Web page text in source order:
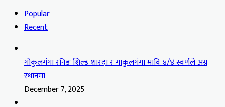
Popular
Recent
गोकुलगंगा रनिङ शिल्ड शारदा र गाकुलगंगा मावि ४/४ स्वर्णले अग्र
स्थानमा
December 7, 2025